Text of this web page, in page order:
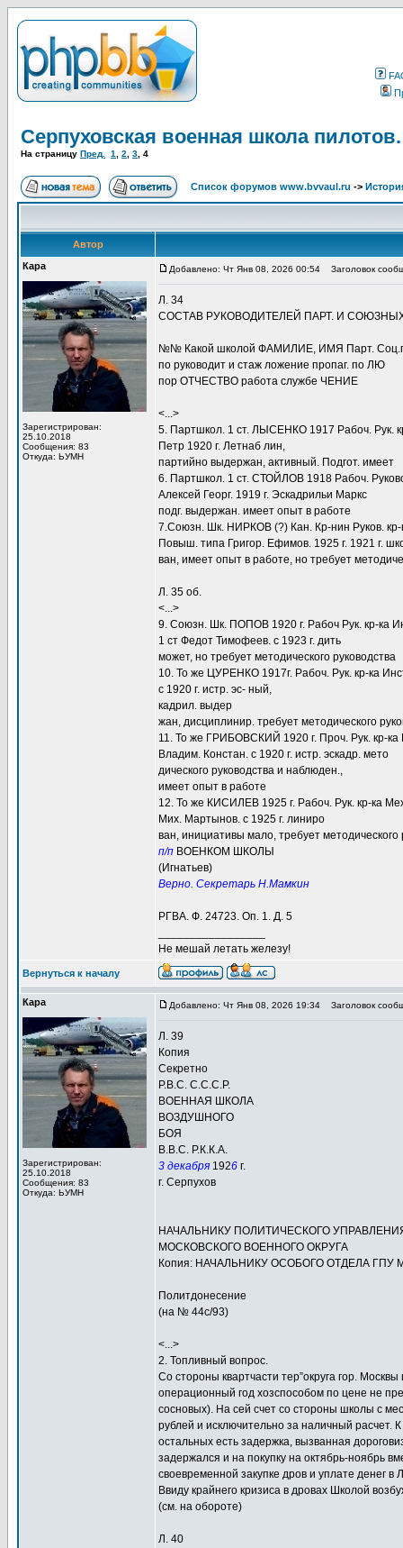
Серпуховская военная школа пилотов.
На страницу Пред. 1 2 3 4
Список форумов www.bvvaul.ru ->
Автор
Кара
Зарегистрирован:
25.10.2018
Сообщения: 83
Откуда: ЬУМН
Добавлено: Чт Янв 08, 2026 00:54 Заголовок
Л. 34
СОСТАВ РУКОВОДИТЕЛЕЙ ПАРТ. И
№№ Какой школой ФАМИЛИЕ, ИМЯ Парт.
по руководит и стаж ложение пропаг. по ЛЮ
пор ОТЧЕСТВО работа службе ЧЕНИЕ
<...>
5. Партшкол. 1 ст. ЛЫСЕНКО 1917 Рабоч. Рук.
Петр 1920 г. Летнаб лин,
партийно выдержан, активный. Подгот. имеет
6. Партшкол. 1 ст. СТОЙЛОВ 1918 Рабоч.
Алексей Георг. 1919 г. Эскадрильи Маркс
подг. выдержан. имеет опыт в работе
7.Союзн. Шк. НИРКОВ (?) Кан. Кр-нин Руков. кр-
Повыш. типа Григор. Ефимов. 1925 г. 1921 г.
ван, имеет опыт в работе, но требует
Л. 35 об.
<...>
9. Союзн. Шк. ПОПОВ 1920 г. Рабоч Рук. кр-ка
1 ст Федот Тимофеев. с 1923 г. дить
может, но требует методического руководства
10. То же ЦУРЕНКО 1917г. Рабоч. Рук. кр-ка
с 1920 г. истр. эс- ный,
кадрил. выдер
жан, дисциплинир. требует методического
11. То же ГРИБОВСКИЙ 1920 г. Проч. Рук. кр-ка
Владим. Констан. с 1920 г. истр. эскадр. мето
дического руководства и наблюден.,
имеет опыт в работе
12. То же КИСИЛЕВ 1925 г. Рабоч. Рук. кр-ка
Мих. Мартынов. с 1925 г. линиро
ван, инициативы мало, требует методического
п/п ВОЕНКОМ ШКОЛЫ
(Игнатьев)
Верно. Секретарь Н.Мамкин
РГВА. Ф. 24723. Оп. 1. Д. 5
Не мешай летать железу!
Вернуться к началу
Кара
Зарегистрирован:
25.10.2018
Сообщения: 83
Откуда: ЬУМН
Добавлено: Чт Янв 08, 2026 19:34 Заголовок
Л. 39
Копия
Секретно
Р.В.С. С.С.С.Р.
ВОЕННАЯ ШКОЛА
ВОЗДУШНОГО
БОЯ
В.В.С. Р.К.К.А.
3 декабря 1926 г.
г. Серпухов
НАЧАЛЬНИКУ ПОЛИТИЧЕСКОГО
МОСКОВСКОГО ВОЕННОГО ОКРУГА
Копия: НАЧАЛЬНИКУ ОСОБОГО ОТДЕЛА ГПУ
Политдонесение
(на № 44с/93)
<...>
2. Топливный вопрос.
Со стороны квартчасти тер”округа гор.
операционный год хозспособом по цене не
сосновых). На сей счет со стороны школы с
рублей и исключительно за наличный
остальных есть задержка, вызванная
задержался и на покупку на октябрь-ноябрь
своевременной закупке дров и уплате денег в
Ввиду крайнего кризиса в дровах Школой
(см. на обороте)
Л. 40